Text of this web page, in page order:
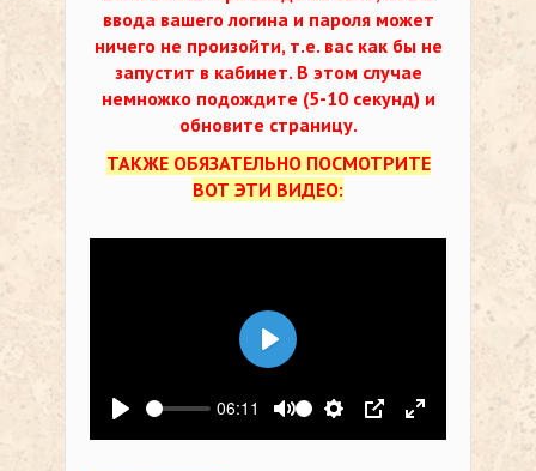
ввода вашего логина и пароля может
ничего не произойти, т.е. вас как бы не
запустит в кабинет. В этом случае
немножко подождите (5-10 секунд) и
обновите страницу.
ТАКЖЕ ОБЯЗАТЕЛЬНО ПОСМОТРИТЕ
ВОТ ЭТИ ВИДЕО:
Воспроизвести
06:11
Выключить звук
Настройки
PIP На весь
Воспроизвести